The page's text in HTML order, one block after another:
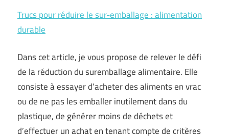
Trucs pour réduire le sur-emballage : alimentation
durable
Dans cet article, je vous propose de relever le défi
de la réduction du suremballage alimentaire. Elle
consiste à essayer d’acheter des aliments en vrac
ou de ne pas les emballer inutilement dans du
plastique, de générer moins de déchets et
d’effectuer un achat en tenant compte de critères